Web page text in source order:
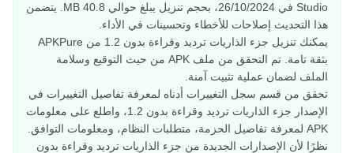
Studio في 26/10/2024، بحجم تنزيل يبلغ حوالي 40.8 MB. يتضمن
هذا التحديث إصلاحات للأخطاء وتحسينات في الأداء.
يمكنك تنزيل جزء الذاريات ترديد وقراءة بدون 1.2 من APKPure
بثقة تامة. تم التحقق من ملف APK من حيث التوقيع وسلامة
الملف لضمان عملية تثبيت آمنة.
تحقق من قسم سجل التغييرات أدناه لمعرفة تفاصيل التغييرات في
الإصدار جزء الذاريات ترديد وقراءة بدون 1.2، واطلع على معلومات
APK لمعرفة تفاصيل الحزمة، متطلبات النظام، ومعلومات التوافق.
نظرًا لأن الإصدارات الجديدة من جزء الذاريات ترديد وقراءة بدون